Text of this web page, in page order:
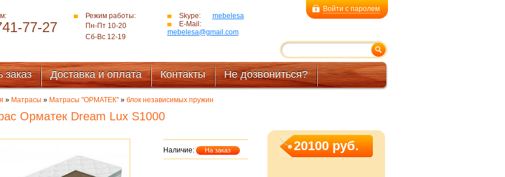
77-27
Режим работы:
Пн-Пт 10-20
Сб-Вс 12-19
Skype:
mebelesa
E-Mail:
mebelesa@gmail.com
Войти с паролем
заказ Доставка и оплата Контакты Не дозвониться?
» Матрасы » Матрасы "ОРМАТЕК"» блок независимых пружин
Орматек Dream Lux S1000
Наличие: На заказ 20100 руб.